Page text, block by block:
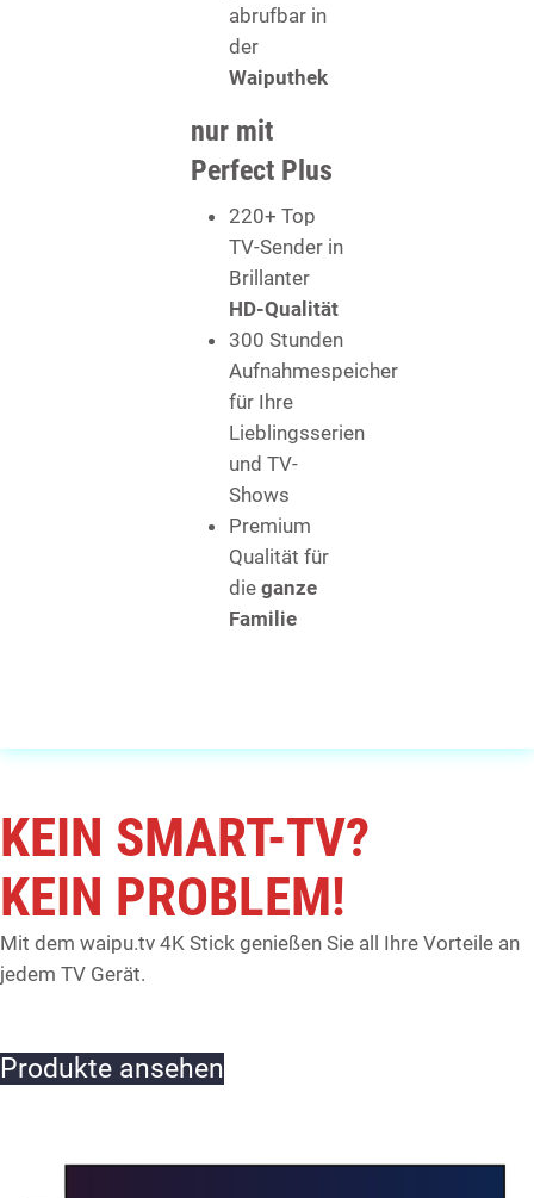
abrufbar in
der
Waiputhek
nur mit
Perfect Plus
220+ Top
TV-Sender in
Brillanter
HD-Qualität
300 Stunden
Aufnahmespeicher
für Ihre
Lieblingsserien
und TV-
Shows
Premium
Qualität für
die ganze
Familie
KEIN SMART-TV?
KEIN PROBLEM!
Mit dem waipu.tv 4K Stick genießen Sie all Ihre Vorteile an
jedem TV Gerät.
Produkte ansehen